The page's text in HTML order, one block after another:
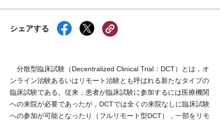
シェアする
分散型臨床試験（Decentralized Clinical Trial：DCT）とは，オ
ンライン治験あるいはリモート治験とも呼ばれる新たなタイプの
臨床試験である。従来，患者が臨床試験に参加するには医療機関
への来院が必要であったが，DCTでは全くの来院なしに臨床試験
への参加が可能となったり（フルリモート型DCT），一部をリモ